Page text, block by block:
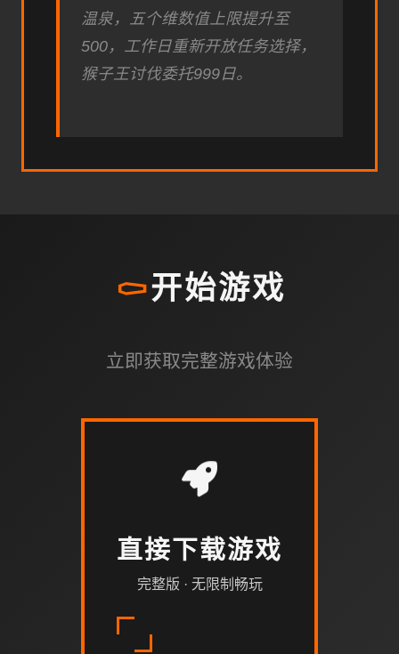
温泉，五个维数值上限提升至
500，工作日重新开放任务选择，
猴子王讨伐委托999日。
⚰️开始游戏
立即获取完整游戏体验
直接下载游戏
完整版 · 无限制畅玩